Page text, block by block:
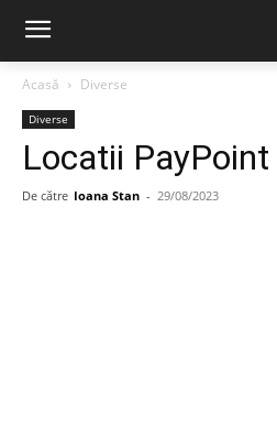
Acasă Diverse
Diverse
Locatii PayPoint
De către Ioana Stan - 29/08/2023